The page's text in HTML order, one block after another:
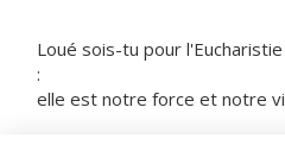
Loué sois-tu pour
:
elle est notre force et notre